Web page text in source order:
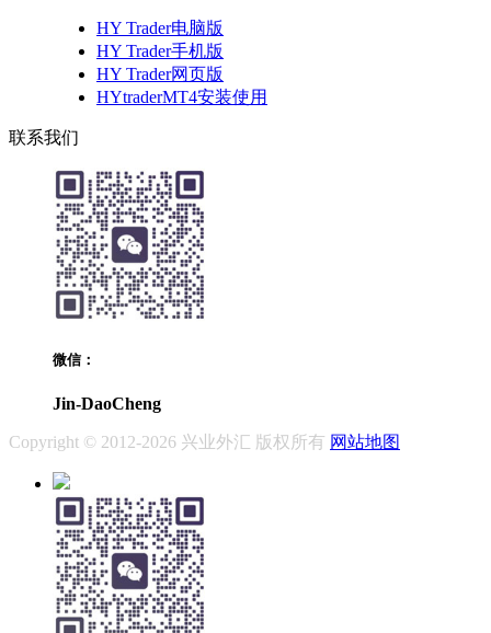
HY Trader电脑版
HY Trader手机版
HY Trader网页版
HYtraderMT4安装使用
联系我们
微信：
Jin-DaoCheng
Copyright © 2012-2026 兴业外汇 版权所有 网站地图